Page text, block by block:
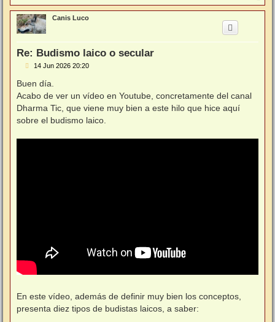
r
Canis Luco
Re: Budismo laico o secular
M
n
a
e
14 Jun 2026 20:20
Buen día.
Acabo de ver un vídeo en Youtube, concretamente del canal
Dharma Tic, que viene muy bien a este hilo que hice aquí
sobre el budismo laico.
En este vídeo, además de definir muy bien los conceptos,
presenta diez tipos de budistas laicos, a saber: